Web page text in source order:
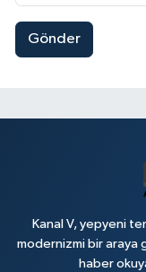
Gönder
Kanal V, yepyeni
modernizmi bir araya
haber